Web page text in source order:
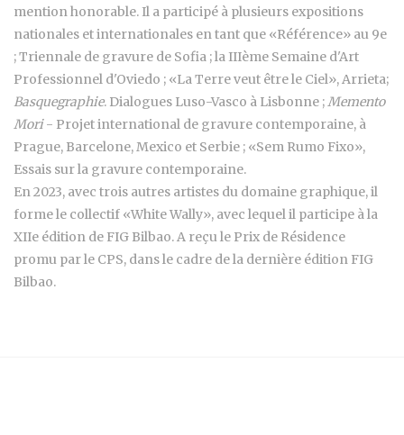
mention honorable. Il a participé à plusieurs expositions
nationales et internationales en tant que «Référence» au 9e
; Triennale de gravure de Sofia ; la IIIème Semaine d'Art
Professionnel d'Oviedo ; «La Terre veut être le Ciel», Arrieta;
Basquegraphie. Dialogues Luso-Vasco à Lisbonne ;Memento
Mori- Projet international de gravure contemporaine, à
Prague, Barcelone, Mexico et Serbie ; «Sem Rumo Fixo»,
Essais sur la gravure contemporaine.
En 2023, avec trois autres artistes du domaine graphique, il
forme le collectif «White Wally», avec lequel il participe à la
XIIe édition de FIG Bilbao. A reçu le Prix de Résidence
promu par le CPS, dans le cadre de la dernière édition FIG
Bilbao.